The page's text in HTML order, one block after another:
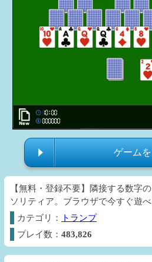
ゲーム
【無料・登録不要】隣接する数字
ソリティア。ブラウザで今すぐ遊べ
カテゴリ：
トランプ
プレイ数：483,826